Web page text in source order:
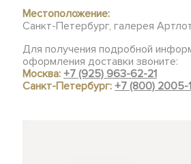
Местоположение:
Санкт-Петербург, галерея
Для получения подробной
оформления доставки звоните:
Москва:+7 (925) 963-62-21
Санкт-Петербург:+7 (800) 2005-